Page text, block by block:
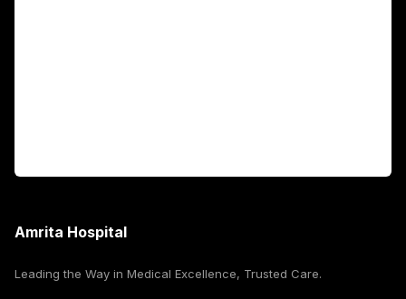
Amrita Hospital
Leading the Way in Medical Excellence, Trusted Care.